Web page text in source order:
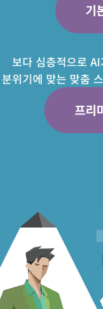
기
보다 심층적으로 AI
분위기에 맞는 맞춤
프리